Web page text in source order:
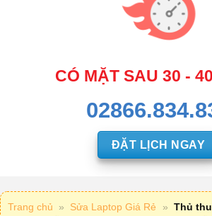
CÓ MẶT SAU 30 -
ĐẶT LỊCH NGAY
Trang chủ » Sửa Laptop Giá Rẻ » Thủ